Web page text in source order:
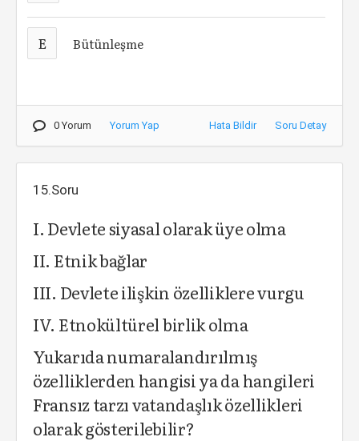
E Bütünleşme
0 Yorum Yorum Yap Hata Bildir Soru Detay
15.Soru
I. Devlete siyasal olarak üye olma
II. Etnik bağlar
III. Devlete ilişkin özelliklere vurgu
IV. Etnokültürel birlik olma
Yukarıda numaralandırılmış
özelliklerden hangisi ya da hangileri
Fransız tarzı vatandaşlık özellikleri
olarak gösterilebilir?